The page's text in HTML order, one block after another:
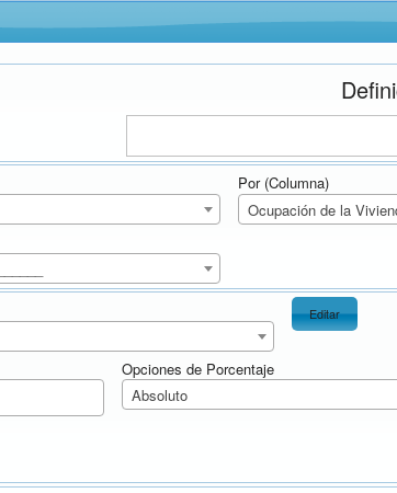
Por (Columna)
Ocupación de la
Editar
Opciones de Porcentaje
Absoluto